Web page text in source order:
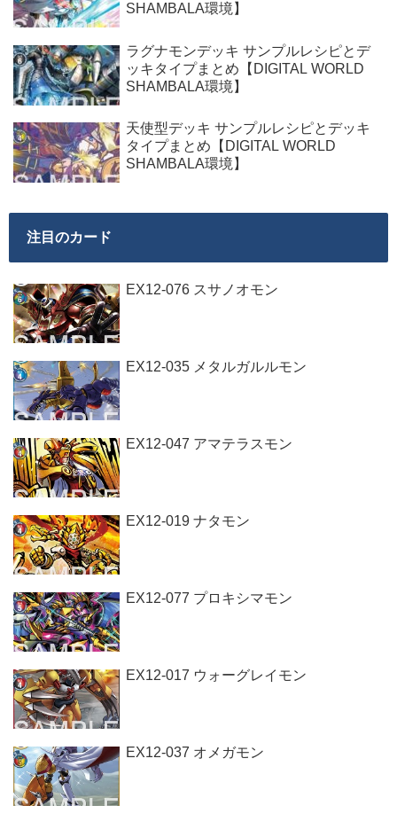
SHAMBALA環境】
ラグナモンデッキ サンプルレシピとデ
ッキタイプまとめ【DIGITAL WORLD
SHAMBALA環境】
天使型デッキ サンプルレシピとデッキ
タイプまとめ【DIGITAL WORLD
SHAMBALA環境】
注目のカード
EX12-076 スサノオモン
EX12-035 メタルガルルモン
EX12-047 アマテラスモン
EX12-019 ナタモン
EX12-077 プロキシマモン
EX12-017 ウォーグレイモン
EX12-037 オメガモン